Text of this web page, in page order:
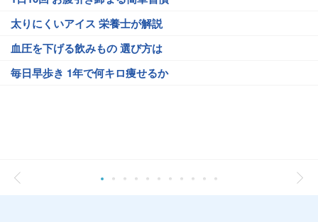
太りにくいアイス 栄養士が解説
血圧を下げる飲みもの 選び方は
毎日早歩き 1年で何キロ痩せるか